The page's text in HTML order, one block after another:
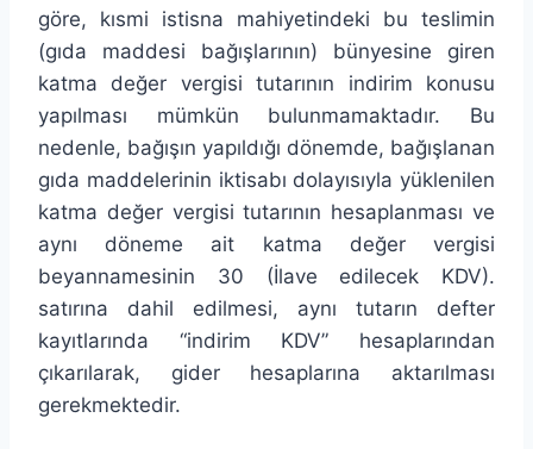
göre, kısmi istisna mahiyetindeki bu teslimin
(gıda maddesi bağışlarının) bünyesine giren
katma değer vergisi tutarının indirim konusu
yapılması mümkün bulunmamaktadır. Bu
nedenle, bağışın yapıldığı dönemde, bağışlanan
gıda maddelerinin iktisabı dolayısıyla yüklenilen
katma değer vergisi tutarının hesaplanması ve
aynı döneme ait katma değer vergisi
beyannamesinin 30 (İlave edilecek KDV).
satırına dahil edilmesi, aynı tutarın defter
kayıtlarında “indirim KDV” hesaplarından
çıkarılarak, gider hesaplarına aktarılması
gerekmektedir.